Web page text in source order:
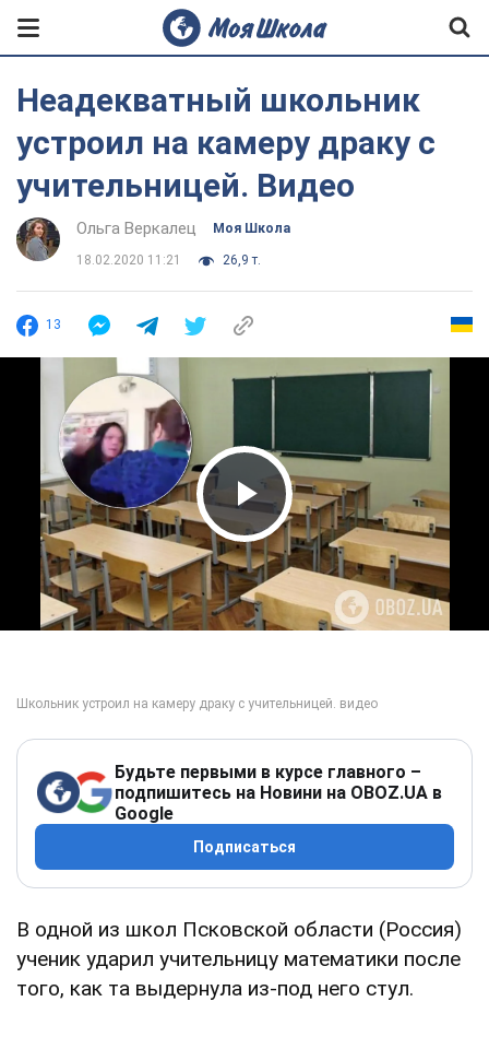
Неадекватный школьник
устроил на камеру драку с
учительницей. Видео
Ольга Веркалец Моя Школа
18.02.2020 11:21 26,9 т.
13
Play Video
Будьте первыми в курсе главного –
подпишитесь на Новини на OBOZ.UA в
Google
Подписаться
В одной из школ Псковской области (Россия)
ученик ударил учительницу математики после
того, как та выдернула из-под него стул.